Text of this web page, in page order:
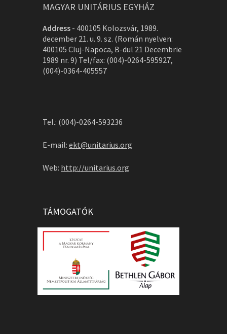
MAGYAR UNITÁRIUS EGYHÁZ
Address - 400105 Kolozsvár, 1989.
december 21. u. 9. sz. (Román nyelven:
400105 Cluj-Napoca, B-dul 21 Decembrie
1989 nr. 9) Tel/fax: (004)-0264-595927,
(004)-0364-405557
Tel.: (004)-0264-593236
E-mail: ekt@unitarius.org
Web: http://unitarius.org
TÁMOGATÓK